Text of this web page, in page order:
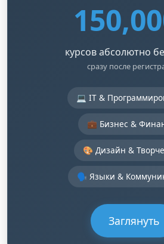
курсов абсолютно
сразу после
💻 IT &
💼 Бизнес &
🎨 Дизайн &
🗣️ Языки &
Заглянуть